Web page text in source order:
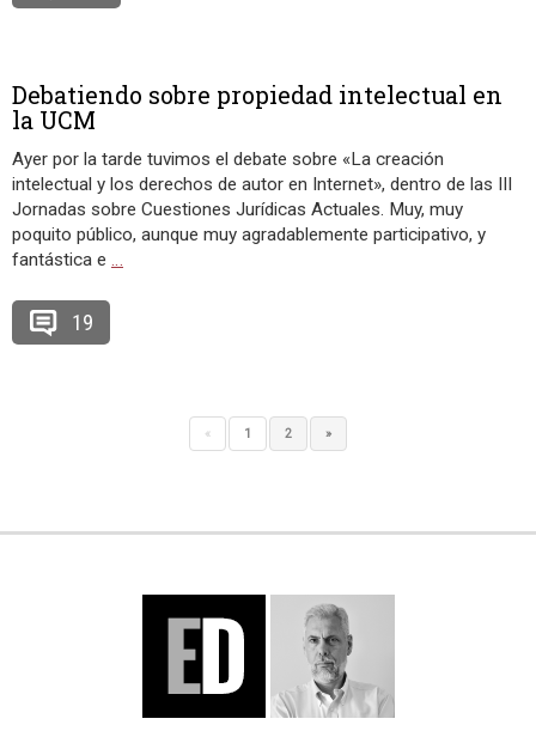
Debatiendo sobre propiedad intelectual en
la UCM
Ayer por la tarde tuvimos el debate sobre «La creación
intelectual y los derechos de autor en Internet», dentro de las III
Jornadas sobre Cuestiones Jurídicas Actuales. Muy, muy
poquito público, aunque muy agradablemente participativo, y
fantástica e …
19
« 1 2 »